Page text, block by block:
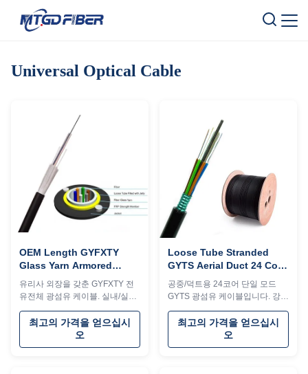
Universal Optical Cable
OEM Length GYFXTY
Glass Yarn Armored
Optical Cable Uni Loose
Tube Fiber Cable
유리사 외장을 갖춘 GYFXTY 전
유전체 광섬유 케이블. 실내/실외
사용에 이상적이며 습기/설치류
방지 및 사용자 정의가 가능합니
다. 내구성이 뛰어난 B2B 애플리
케이션을 위한 G.657A2 단일 모
최고의 가격을 얻으십시
오
Loose Tube Stranded
GYTS Aerial Duct 24 Core
Single Mode Fiber Optic
Cable
공중/덕트용 24코어 단일 모드
GYTS 광섬유 케이블입니다. 강철
와이어 강도, PE 외장 및 방수 기
술이 특징입니다. -40°C ~ +70°C
에서 내구성이 뛰어나고 인장/압
쇄 저항이 뛰어납니다.
최고의 가격을 얻으십시
오